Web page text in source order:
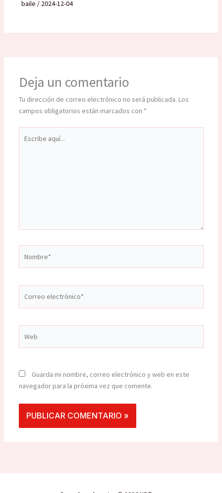
baile / 2024-12-04
Deja un comentario
Tu dirección de correo electrónico no será publicada. Los
campos obligatorios están marcados con *
aquí...
electrónico*
Guarda mi nombre, correo electrónico y web en este
navegador para la próxima vez que comente.